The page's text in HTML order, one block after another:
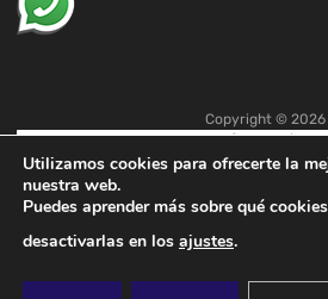
Copyright © 2026
Utilizamos cookies para ofrecerte la
nuestra web.
Puedes aprender más sobre qué
desactivarlas en los ajustes.